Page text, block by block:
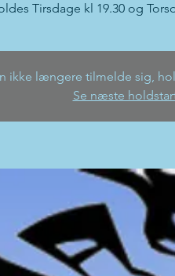
Tirsdage kl 19.30 og
ikke længere tilmelde sig,
Se næste